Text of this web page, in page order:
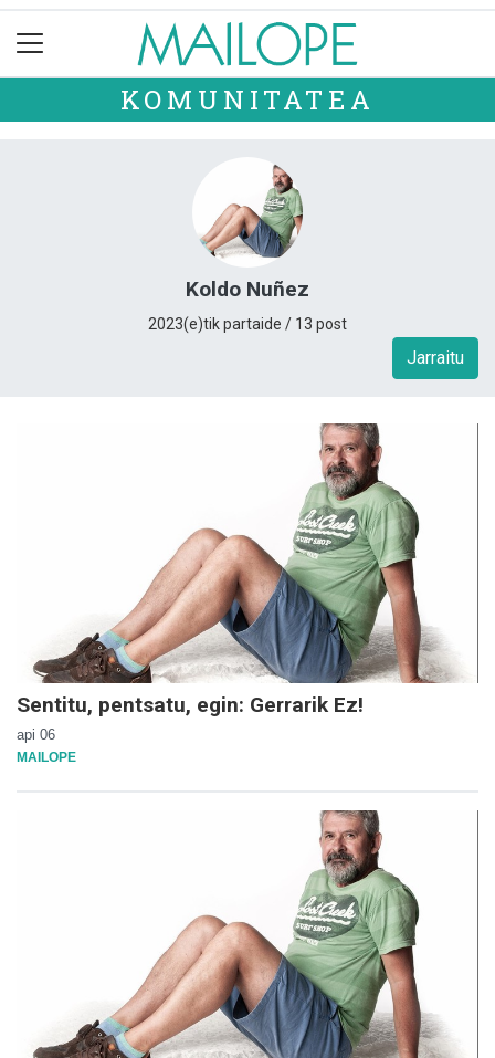
KOMUNITATEA
Koldo Nuñez
2023(e)tik partaide / 13 post
Jarraitu
Sentitu, pentsatu, egin: Gerrarik Ez!
api 06
MAILOPE